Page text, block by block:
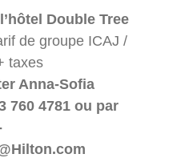
Double Tree
de groupe ICAJ /
taxes
Anna-Sofia
760 4781 ou par